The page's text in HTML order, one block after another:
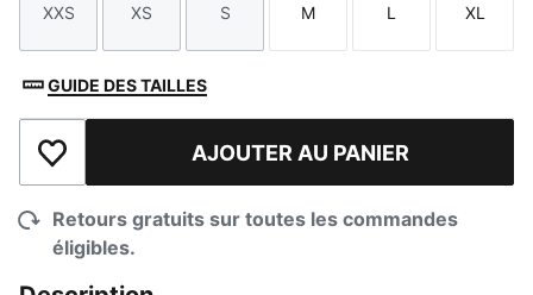
Taille
XXS
Taille
XS
Taille
S
Taille
M
Taille
L
Taille
XL
GUIDE DES TAILLES
Ajouter à la liste de souhaits
AJOUTER AU PANIER
Retours gratuits sur toutes les commandes
éligibles.